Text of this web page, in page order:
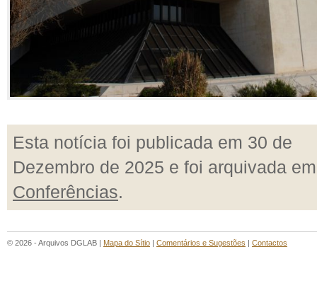
Esta notícia foi publicada em 30 de
Dezembro de 2025 e foi arquivada
Conferências.
© 2026 - Arquivos DGLAB | Mapa do Sítio | Comentários e Sugestões | Contactos